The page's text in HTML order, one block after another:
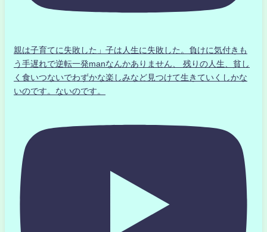
親は子育てに失敗した」子は人生に失敗した。負けに気付きも
う手遅れで逆転一発manなんかありません、 残りの人生、貧し
く食いつないでわずかな楽しみなど見つけて生きていくしかな
いのです。ないのです。